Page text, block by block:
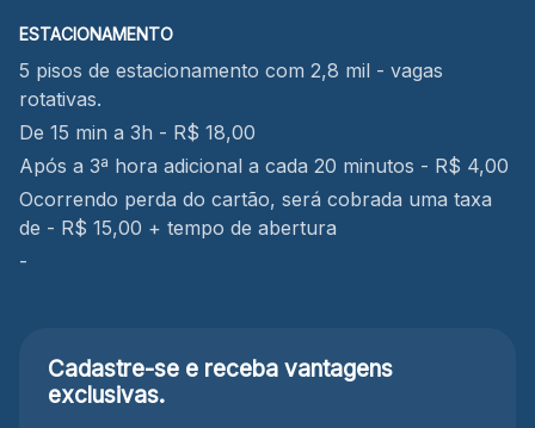
ESTACIONAMENTO
5 pisos de estacionamento com 2,8 mil - vagas
rotativas.
De 15 min a 3h - R$ 18,00
Após a 3ª hora adicional a cada 20 minutos - R$ 4,00
Ocorrendo perda do cartão, será cobrada uma taxa
de - R$ 15,00 + tempo de abertura
-
Cadastre-se e receba vantagens
exclusivas.